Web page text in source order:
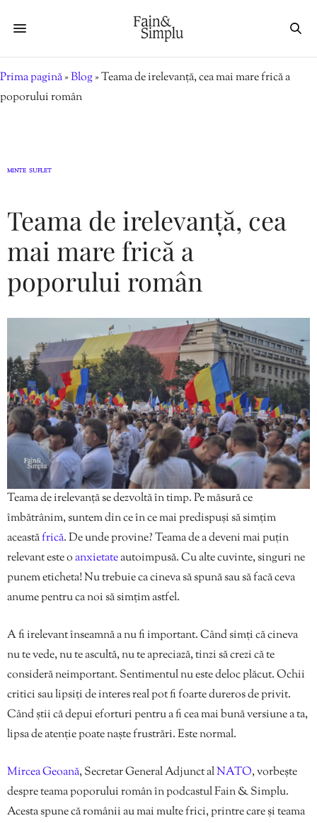
Prima pagină»Blog»Teama de irelevanță, cea mai mare frică a
poporului român
MINTE SUFLET
Teama de irelevanță, cea
mai mare frică a
poporului român
Teama de irelevanță se dezvoltă în timp. Pe măsură ce
îmbătrânim, suntem din ce în ce mai predispuși să simțim
aceastăfrică. De unde provine? Teama de a deveni mai puțin
relevant este oanxietateautoimpusă. Cu alte cuvinte, singuri ne
punem eticheta! Nu trebuie ca cineva să spună sau să facă ceva
anume pentru ca noi să simțim astfel.
A fi irelevant înseamnă a nu fi important. Când simți că cineva
nu te vede, nu te ascultă, nu te apreciază, tinzi să crezi că te
consideră neimportant. Sentimentul nu este deloc plăcut. Ochii
critici sau lipsiți de interes real pot fi foarte dureros de privit.
Când știi că depui eforturi pentru a fi cea mai bună versiune a ta,
lipsa de atenție poate naște frustrări. Este normal.
Mircea Geoană, Secretar General Adjunct alNATO, vorbește
despre teama poporului român în podcastul Fain & Simplu.
Acesta spune că românii au mai multe frici, printre care și teama